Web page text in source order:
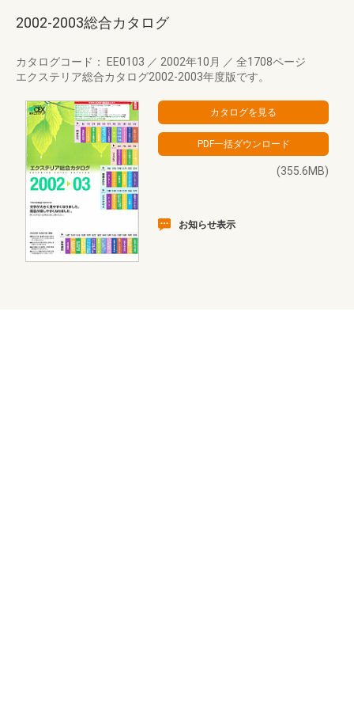
2002-2003総合カタログ
カタログコード： EE0103 ／ 2002年10月 ／ 全1708ページ
エクステリア総合カタログ2002-2003年度版です。
(355.6MB)
お知らせ表示